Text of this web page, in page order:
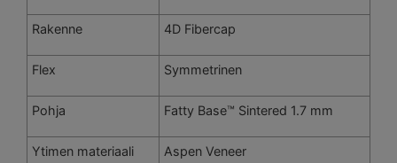
Rakenne 4D Fibercap
Flex Symmetrinen
Pohja Fatty Base™ Sintered 1.7 mm
Ytimen materiaali Aspen Veneer